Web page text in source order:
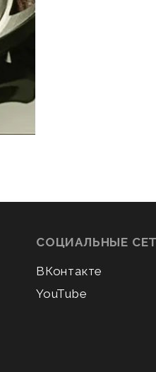
СОЦИАЛЬНЫЕ
ВКонтакте
YouTube